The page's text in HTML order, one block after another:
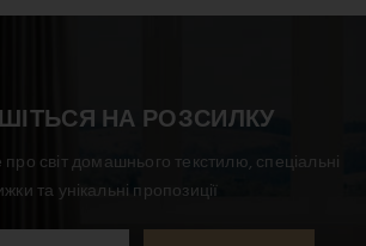
НА РОЗСИЛКУ
світ домашнього текстилю, спеціальні
та унікальні пропозиції